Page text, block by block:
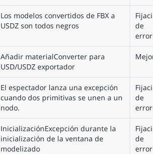
Los modelos convertidos de FBX a
USDZ son todos negros
de
Añadir materialConverter para
USD/USDZ exportador
El espectador lanza una excepción
cuando dos primitivas se unen a un
nodo.
de
InicializaciónExcepción durante la
inicialización de la ventana de
modelizado
de